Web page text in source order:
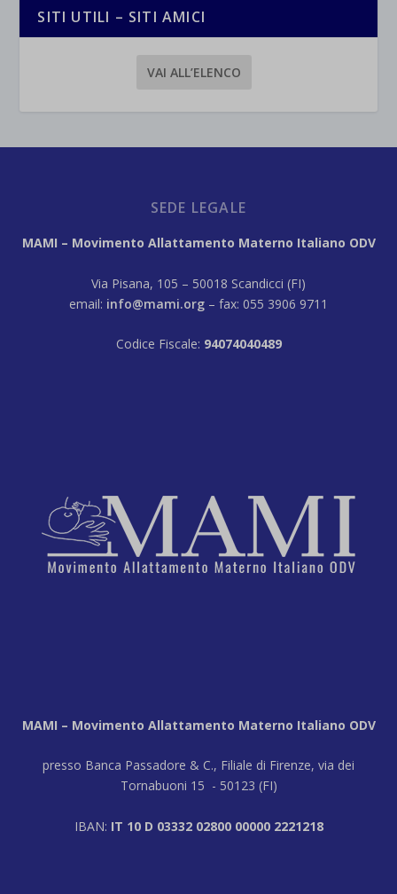
SITI UTILI – SITI AMICI
VAI ALL’ELENCO
SEDE LEGALE
MAMI – Movimento Allattamento Materno Italiano ODV
Via Pisana, 105 – 50018 Scandicci (FI)
email: info@mami.org – fax: 055 3906 9711
Codice Fiscale: 94074040489
MAMI – Movimento Allattamento Materno Italiano ODV
presso Banca Passadore & C., Filiale di Firenze, via dei
Tornabuoni 15 - 50123 (FI)
IBAN: IT 10 D 03332 02800 00000 2221218